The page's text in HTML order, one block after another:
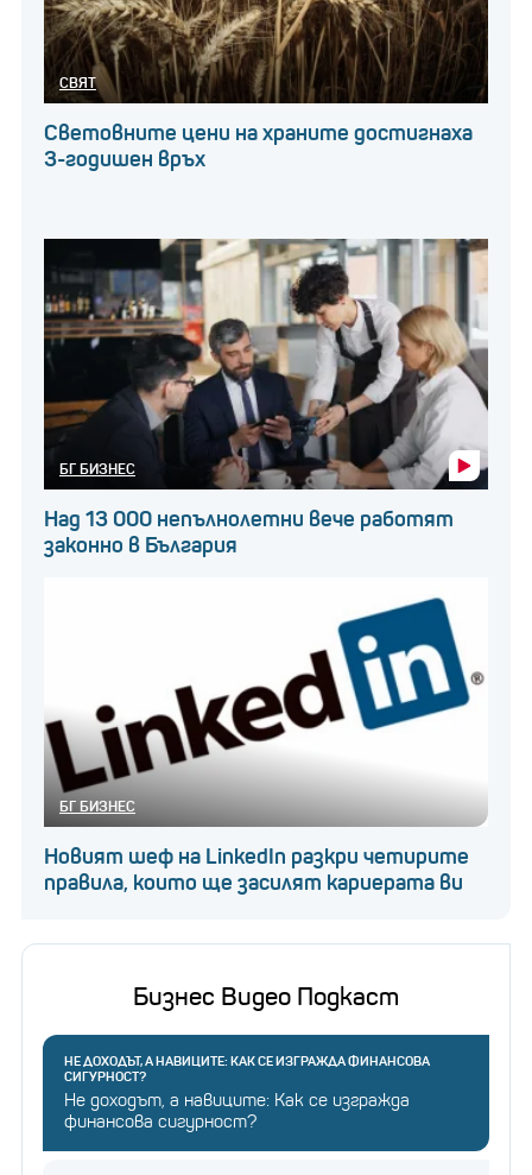
СВЯТ
Световните цени на храните достигнаха
3-годишен връх
БГ БИЗНЕС
Над 13 000 непълнолетни вече работят
законно в България
БГ БИЗНЕС
Новият шеф на LinkedIn разкри четирите
правила, които ще засилят кариерата ви
Бизнес Видео Подкаст
НЕ ДОХОДЪТ, А НАВИЦИТЕ: КАК СЕ ИЗГРАЖДА ФИНАНСОВА
СИГУРНОСТ?
Не доходът, а навиците: Как се изгражда
финансова сигурност?